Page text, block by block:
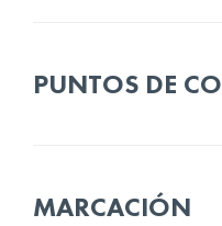
PUNTOS DE
MARCACIÓN